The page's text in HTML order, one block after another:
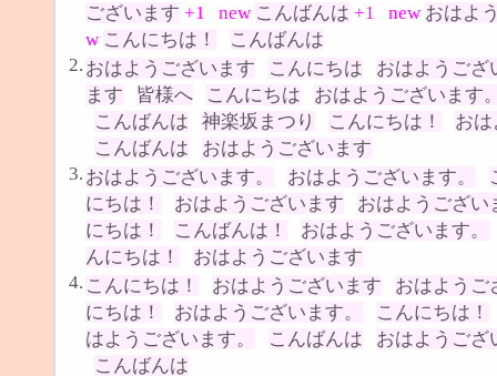
ございます +1 new こんばんは +1 new おはよ
w こんにちは！
こんばんは
2. おはようございます こんにちは
おはようござ
ます
皆様へ こんにちは
おはようございます
こんばんは
神楽坂まつり こんにちは！
お
こんばんは
おはようございます
3. おはようございます。 おはようございます。
にちは！
おはようございます
おはようござい
にちは！
こんばんは！
おはようございます。
んにちは！
おはようございます
4. こんにちは！ おはようございます
おはようご
にちは！
おはようございます。
こんにちは！
はようございます。
こんばんは
おはようござ
こんばんは